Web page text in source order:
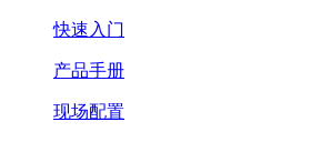
快速入门
产品手册
现场配置